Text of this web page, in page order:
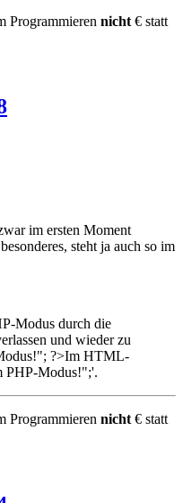
Programmieren nicht € statt
im ersten Moment
steht ja auch so im
Modus durch die
und wieder zu
?>Im HTML-
PHP-Modus!";'.
Programmieren nicht € statt